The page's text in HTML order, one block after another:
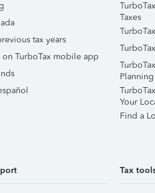
tax years
on TurboTax mobile app
Taxes
Planning
Your
Find a
Tax